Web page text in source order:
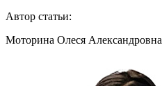
Автор статьи:
Моторина Олеся Александровна